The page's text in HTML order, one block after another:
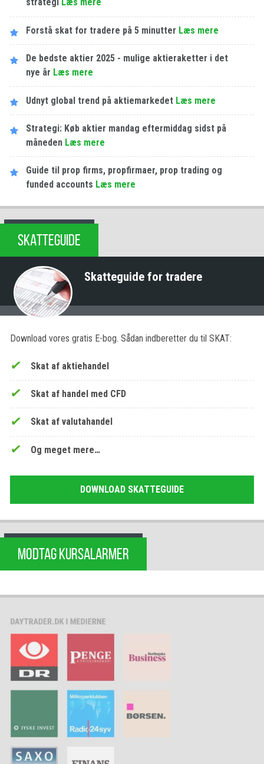
strategi Læs mere
Forstå skat for tradere på 5 minutter Læs mere
De bedste aktier 2025 - mulige aktieraketter i det
nye år Læs mere
Udnyt global trend på aktiemarkedet Læs mere
Strategi: Køb aktier mandag eftermiddag sidst på
måneden Læs mere
Guide til prop firms, propfirmaer, prop trading og
funded accounts Læs mere
SKATTEGUIDE
Skatteguide for tradere
Download vores gratis E-bog. Sådan indberetter du til SKAT:
Skat af aktiehandel
Skat af handel med CFD
Skat af valutahandel
Og meget mere…
DOWNLOAD SKATTEGUIDE
MODTAG KURSALARMER